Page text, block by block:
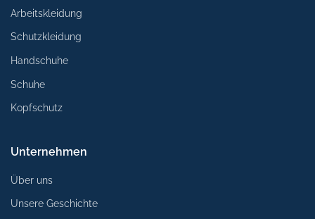
Arbeitskleidung
Schutzkleidung
Handschuhe
Schuhe
Kopfschutz
Unternehmen
Über uns
Unsere Geschichte